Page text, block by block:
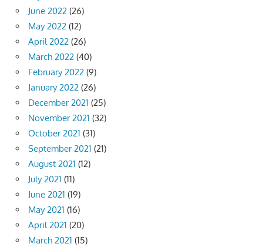
June 2022 (26)
May 2022 (12)
April 2022 (26)
March 2022 (40)
February 2022 (9)
January 2022 (26)
December 2021 (25)
November 2021 (32)
October 2021 (31)
September 2021 (21)
August 2021 (12)
July 2021 (11)
June 2021 (19)
May 2021 (16)
April 2021 (20)
March 2021 (15)